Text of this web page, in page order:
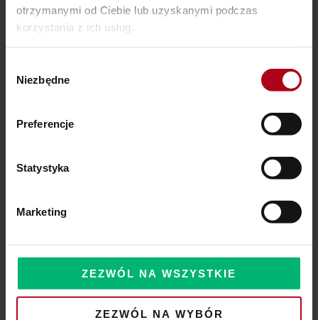
otrzymanymi od Ciebie lub uzyskanymi podczas
korzystania z ich usług.
zgody
Niezbędne
Preferencje
Statystyka
Marketing
ZEZWÓL NA WSZYSTKIE
ZEZWÓL NA WYBÓR
Ostatnie wpisy
SZAMAŃSKA SZKOŁA ŻYCIA
Czy Masz W Portfelu Pożeracza Pieniędzy?